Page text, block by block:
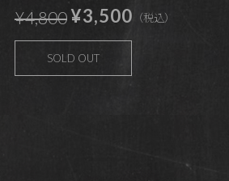
¥4,800¥3,500 （税込）
SOLD OUT